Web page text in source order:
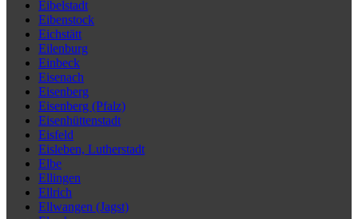
Eibelstadt
Eibenstock
Eichstätt
Eilenburg
Einbeck
Eisenach
Eisenberg
Eisenberg (Pfalz)
Eisenhüttenstadt
Eisfeld
Eisleben, Lutherstadt
Elbe
Ellingen
Ellrich
Ellwangen (Jagst)